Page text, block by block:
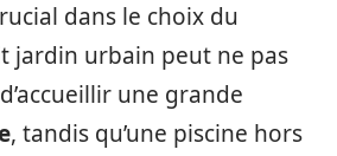
dans le choix du
jardin urbain peut ne pas
une grande
, tandis qu’une piscine hors